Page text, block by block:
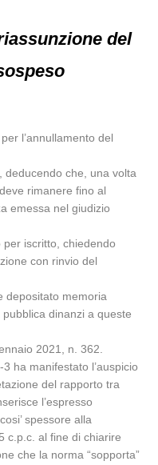
del
l’annullamento del
deducendo che, una volta
rimanere fino al
emessa nel giudizio
iscritto, chiedendo
con rinvio del
depositato memoria
pubblica dinanzi a queste
2021, n. 362.
ha manifestato l’auspicio
del rapporto tra
l’espresso
spessore alla
c.p.c. al fine di chiarire
che la norma “sopporta”